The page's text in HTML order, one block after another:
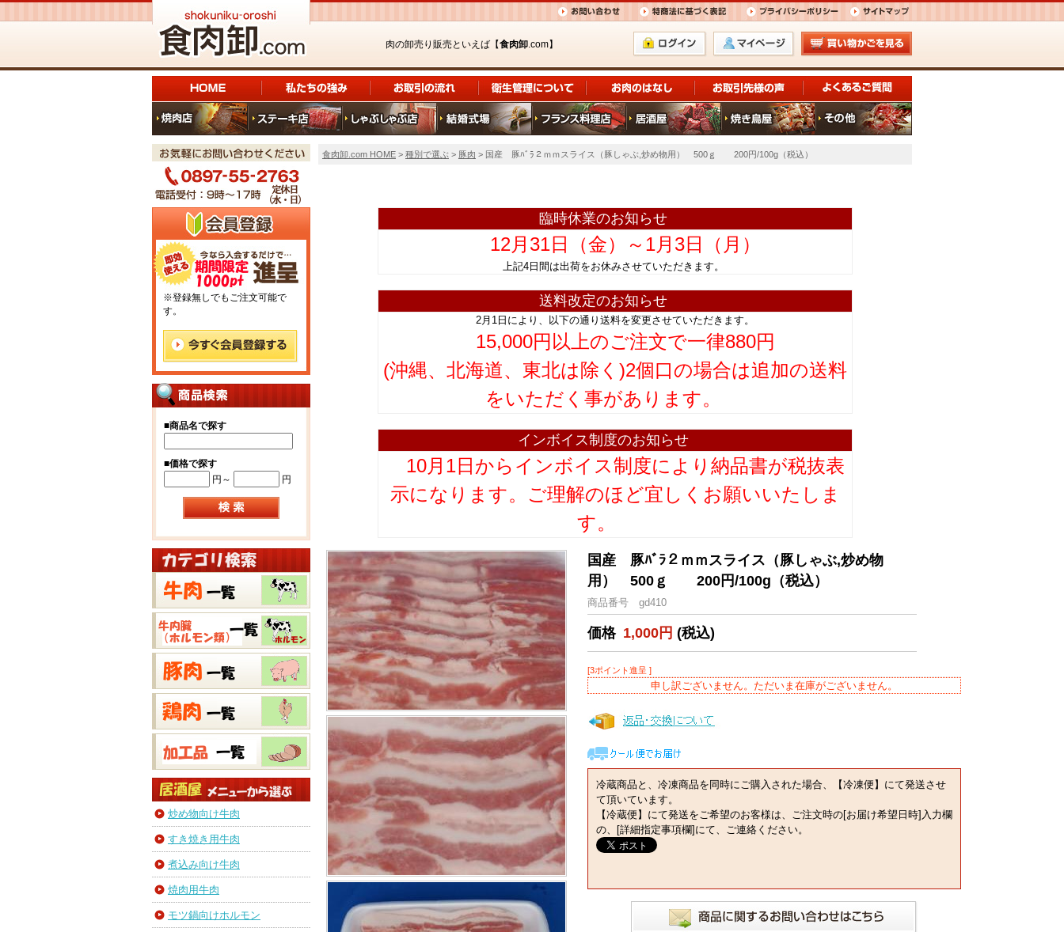
肉の卸売り販売といえば【食肉卸.com】
※登録無しでもご注文可能で
す。
■商品名で探す
■価格で探す
円～
円
炒め物向け牛肉
すき焼き用牛肉
煮込み向け牛肉
焼肉用牛肉
モツ鍋向けホルモン
食肉卸.com HOME > 種別で選ぶ > 豚肉 > 国産 豚ﾊﾞﾗ２ｍｍスライス（豚しゃぶ,炒め物用） 500ｇ 200円/100g（税込）
臨時休業のお知らせ
12月31日（金）～1月3日（月）
上記4日間は出荷をお休みさせていただきます。
送料改定のお知らせ
2月1日により、以下の通り送料を変更させていただきます。
15,000円以上のご注文で一律880円
(沖縄、北海道、東北は除く)2個口の場合は追加の送料
をいただく事があります。
インボイス制度のお知らせ
10月1日からインボイス制度により納品書が税抜表
示になります。ご理解のほど宜しくお願いいたしま
す。
国産 豚ﾊﾞﾗ２ｍｍスライス（豚しゃぶ,炒め物
用） 500ｇ 200円/100g（税込）
商品番号 gd410
価格 1,000円 (税込)
[3ポイント進呈 ]
申し訳ございません。ただいま在庫がございません。
冷蔵商品と、冷凍商品を同時にご購入された場合、【冷凍便】にて発送させ
て頂いています。
【冷蔵便】にて発送をご希望のお客様は、ご注文時の[お届け希望日時]入力欄
の、[詳細指定事項欄]にて、ご連絡ください。